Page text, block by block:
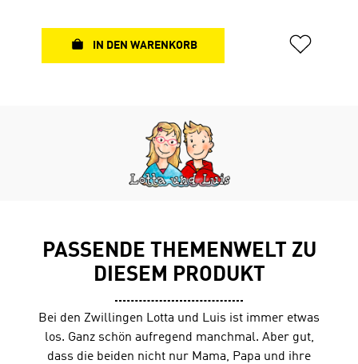
Die Schüler lesen ein Buch und können dann unter
IN DEN WARENKORB
PASSENDE THEMENWELT ZU
DIESEM PRODUKT
Bei den Zwillingen Lotta und Luis ist immer etwas
los. Ganz schön aufregend manchmal. Aber gut,
dass die beiden nicht nur Mama, Papa und ihre